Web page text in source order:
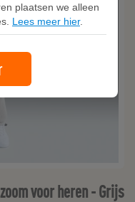
voor heren - Grijs
plaatsen we alleen
Lees meer hier.